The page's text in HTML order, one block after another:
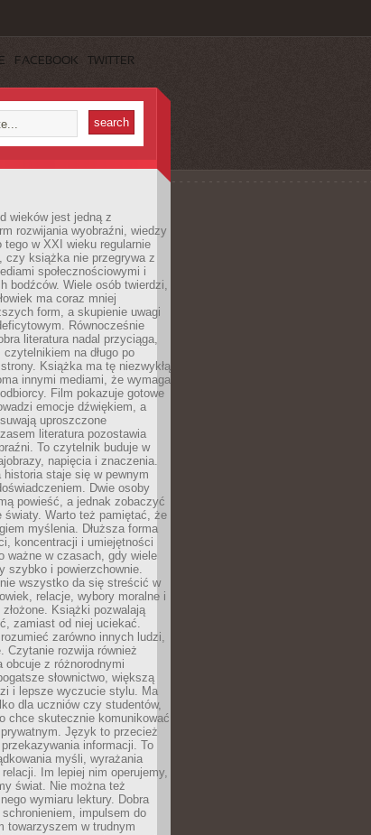
FACEBOOK TWITTER
wieków jest jedną z
rozwijania wyobraźni, wiedzy
tego w XXI wieku regularnie
czy książka nie przegrywa z
społecznościowymi i
bodźców. Wiele osób twierdzi,
ma coraz mniej
form, a skupienie uwagi
Równocześnie
literatura nadal przyciąga,
na długo po
Książka ma tę niezwykłą
innymi mediami, że wymaga
Film pokazuje gotowe
emocje dźwiękiem, a
uproszczone
literatura pozostawia
To czytelnik buduje w
napięcia i znaczenia.
historia staje się w pewnym
Dwie osoby
powieść, a jednak zobaczyć
światy. Warto też pamiętać, że
myślenia. Dłuższa forma
koncentracji i umiejętności
ważne w czasach, gdy wiele
szybko i powierzchownie.
wszystko da się streścić w
relacje, wybory moralne i
Książki pozwalają
zamiast od niej uciekać.
zarówno innych ludzi,
Czytanie rozwija również
obcuje z różnorodnymi
słownictwo, większą
i lepsze wyczucie stylu. Ma
dla uczniów czy studentów,
chce skutecznie komunikować
Język to przecież
informacji. To
myśli, wyrażania
Im lepiej nim operujemy,
świat. Nie można też
wymiaru lektury. Dobra
impulsem do
towarzyszem w trudnym